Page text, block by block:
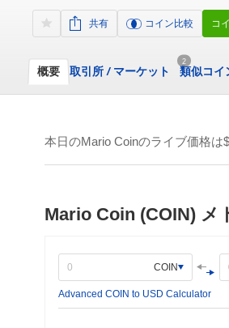
共有 コイン比較 コ
概要 取引所 /マーケット
2
類似コイ
本日のMario Coinのライブ価格は
Mario Coin (COIN) メ
COIN
Advanced COIN to USD Calculator